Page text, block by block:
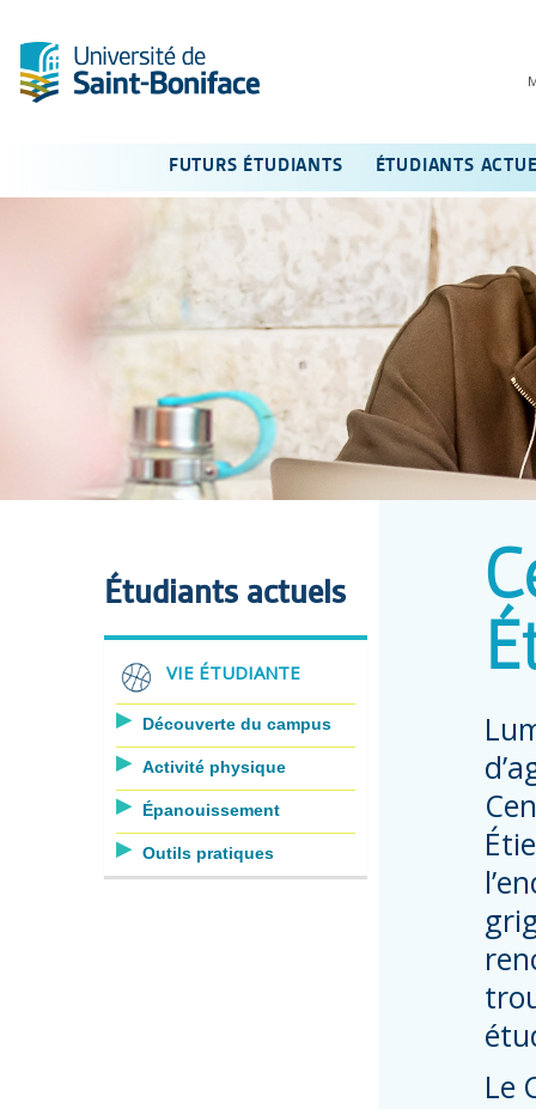
FUTURS ÉTUDIANTS ÉTUDIANTS
Le
Étudiants actuels
VIE ÉTUDIANTE
Découverte du campus
Activité physique
Épanouissement
Outils pratiques